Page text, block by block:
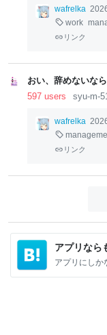
wafrelka
work
リンク
おい、辞めないな
597 users
syu-m-
wafrelka
リンク
アプリなら
アプリにしか